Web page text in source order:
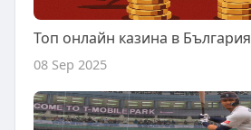
Топ онлайн казина в България
08 Sep 2025